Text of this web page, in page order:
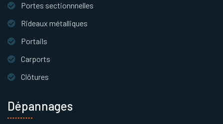
Portes sectionnnelles
Rideaux métalliques
Portails
Carports
Clôtures
Dépannages